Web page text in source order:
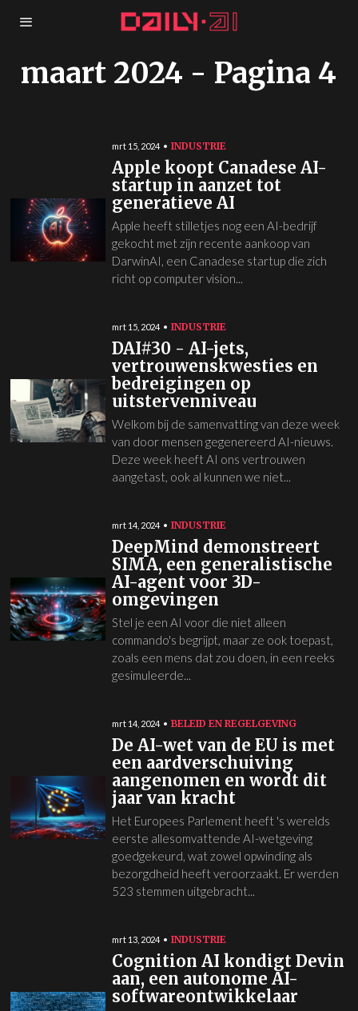
maart 2024 - Pagina 4
mrt 15, 2024 INDUSTRIE
Apple koopt Canadese AI-
startup in aanzet tot
generatieve AI
Apple heeft stilletjes nog een AI-bedrijf
gekocht met zijn recente aankoop van
DarwinAI, een Canadese startup die zich
richt op computer vision...
mrt 15, 2024 INDUSTRIE
DAI#30 - AI-jets,
vertrouwenskwesties en
bedreigingen op
uitstervenniveau
Welkom bij de samenvatting van deze week
van door mensen gegenereerd AI-nieuws.
Deze week heeft AI ons vertrouwen
aangetast, ook al kunnen we niet...
mrt 14, 2024 INDUSTRIE
DeepMind demonstreert
SIMA, een generalistische
AI-agent voor 3D-
omgevingen
Stel je een AI voor die niet alleen
commando's begrijpt, maar ze ook toepast,
zoals een mens dat zou doen, in een reeks
gesimuleerde...
mrt 14, 2024 BELEID EN REGELGEVING
De AI-wet van de EU is met
een aardverschuiving
aangenomen en wordt dit
jaar van kracht
Het Europees Parlement heeft 's werelds
eerste allesomvattende AI-wetgeving
goedgekeurd, wat zowel opwinding als
bezorgdheid heeft veroorzaakt. Er werden
523 stemmen uitgebracht...
mrt 13, 2024 INDUSTRIE
Cognition AI kondigt Devin
aan, een autonome AI-
softwareontwikkelaar